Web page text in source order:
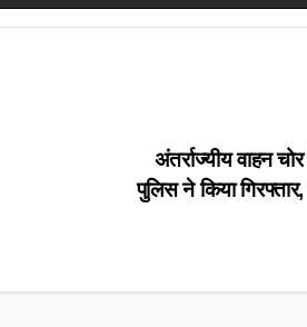
अंतर्राज्यीय वाहन
पुलिस ने किया